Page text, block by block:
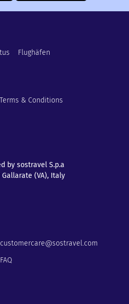
Flughäfen
Terms & Conditions
by sostravel S.p.a
Gallarate (VA), Italy
customercare@sostravel.com
FAQ